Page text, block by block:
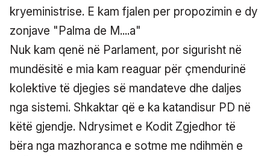
kryeministrise. E kam fjalen per propozimin e dy
zonjave "Palma de M....a"
Nuk kam qenë në Parlament, por sigurisht në
mundësitë e mia kam reaguar për çmendurinë
kolektive të djegies së mandateve dhe daljes
nga sistemi. Shkaktar që e ka katandisur PD në
këtë gjendje. Ndrysimet e Kodit Zgjedhor të
bëra nga mazhoranca e sotme me ndihmën e